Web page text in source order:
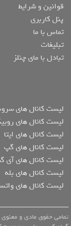
قوانین و شرایط
پنل کاربری
تماس با ما
تبلیغات
تبادل با مای چنلز
لیست کانال های
لیست کانال های
لیست کانال های ایتا
لیست کانال های گپ
لیست کانال های آی
لیست کانال های بله
لیست کانال های
تمامی حقوق مادی و